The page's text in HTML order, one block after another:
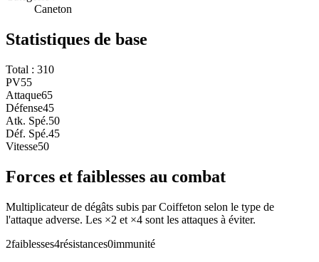
Caneton
Statistiques de base
Total : 310
PV55
Attaque65
Défense45
Atk. Spé.50
Déf. Spé.45
Vitesse50
Forces et faiblesses au combat
Multiplicateur de dégâts subis par Coiffeton selon le type de
l'attaque adverse. Les ×2 et ×4 sont les attaques à éviter.
2faiblesses4résistances0immunité